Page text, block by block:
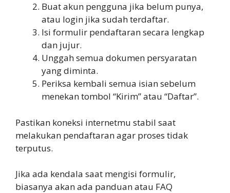
Buat akun pengguna jika belum punya,
atau login jika sudah terdaftar.
Isi formulir pendaftaran secara lengkap
dan jujur.
Unggah semua dokumen persyaratan
yang diminta.
Periksa kembali semua isian sebelum
menekan tombol “Kirim” atau “Daftar”.
Pastikan koneksi internetmu stabil saat
melakukan pendaftaran agar proses tidak
terputus.
Jika ada kendala saat mengisi formulir,
biasanya akan ada panduan atau FAQ